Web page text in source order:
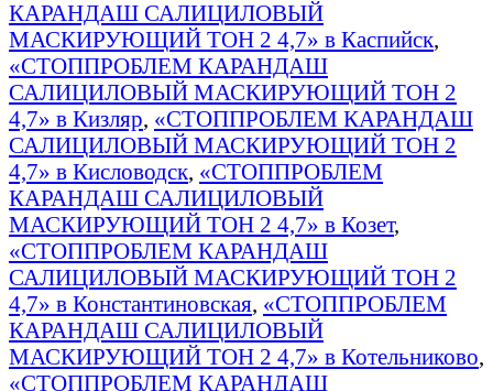
КАРАНДАШ САЛИЦИЛОВЫЙ
МАСКИРУЮЩИЙ ТОН 2 4,7» в Каспийск,
«СТОППРОБЛЕМ КАРАНДАШ
САЛИЦИЛОВЫЙ МАСКИРУЮЩИЙ ТОН 2
4,7» в Кизляр, «СТОППРОБЛЕМ КАРАНДАШ
САЛИЦИЛОВЫЙ МАСКИРУЮЩИЙ ТОН 2
4,7» в Кисловодск, «СТОППРОБЛЕМ
КАРАНДАШ САЛИЦИЛОВЫЙ
МАСКИРУЮЩИЙ ТОН 2 4,7» в Козет,
«СТОППРОБЛЕМ КАРАНДАШ
САЛИЦИЛОВЫЙ МАСКИРУЮЩИЙ ТОН 2
4,7» в Константиновская, «СТОППРОБЛЕМ
КАРАНДАШ САЛИЦИЛОВЫЙ
МАСКИРУЮЩИЙ ТОН 2 4,7» в Котельниково,
«СТОППРОБЛЕМ КАРАНДАШ